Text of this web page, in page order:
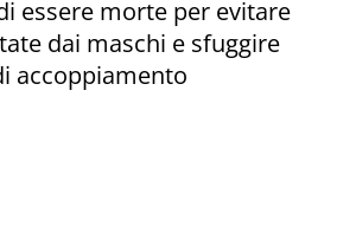
essere morte per evitare
dai maschi e sfuggire
accoppiamento